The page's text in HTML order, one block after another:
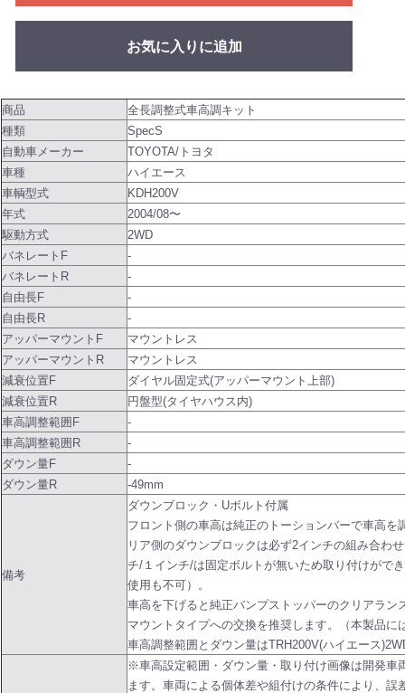
お気に入りに追加
商品
全長調整式車高調キット
種類
SpecS
自動車メーカー
TOYOTA/トヨタ
車種
ハイエース
車輌型式
KDH200V
年式
2004/08〜
駆動方式
2WD
バネレートF
-
バネレートR
-
自由長F
-
自由長R
-
アッパーマウントF
マウントレス
アッパーマウントR
マウントレス
減衰位置F
ダイヤル固定式(アッパーマウント上部)
減衰位置R
円盤型(タイヤハウス内)
車高調整範囲F
-
車高調整範囲R
-
ダウン量F
-
ダウン量R
-49mm
備考
ダウンブロック・Uボルト付属
フロント側の車高は純正のトーションバーで車高を
リア側のダウンブロックは必ず2インチの組み合わ
チ/１インチ/は固定ボルトが無いため取り付けがで
使用も不可）。
車高を下げると純正バンプストッパーのクリアラン
マウントタイプへの交換を推奨します。（本製品に
車高調整範囲とダウン量はTRH200V(ハイエース
※車高設定範囲・ダウン量・取り付け画像は開発車
ます。車両による個体差や組付けの条件により、誤